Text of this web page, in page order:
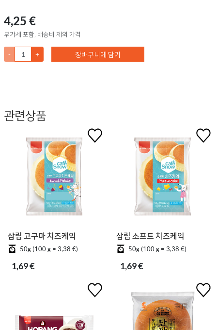
4,25 €
부가세 포함, 배송비 제외 가격
- + 장바구니에 담기
관련상품
삼립 고구마 치즈케익
50g (100 g = 3,38 €)
1,69 €
삼립 소프트 치즈케익
50g (100 g = 3,38 €)
1,69 €